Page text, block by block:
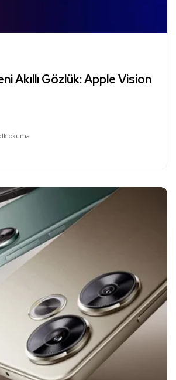
Akıllı Gözlük: Apple Vision
okuma